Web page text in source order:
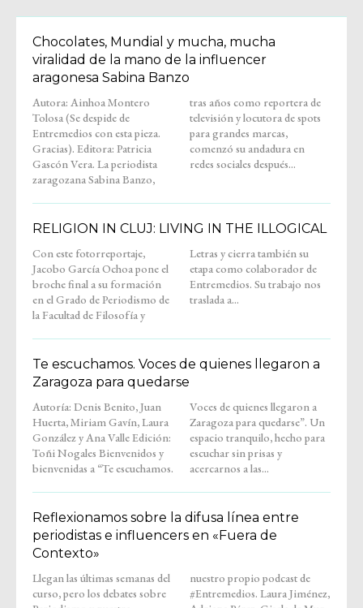
Chocolates, Mundial y mucha, mucha
viralidad de la mano de la influencer
aragonesa Sabina Banzo
Autora: Ainhoa Montero
Tolosa (Se despide de
Entremedios con esta pieza.
Gracias). Editora: Patricia
Gascón Vera. La periodista
zaragozana Sabina Banzo,
tras años como reportera de
televisión y locutora de spots
para grandes marcas,
comenzó su andadura en
redes sociales después...
RELIGION IN CLUJ: LIVING IN THE ILLOGICAL
Con este fotorreportaje,
Jacobo García Ochoa pone el
broche final a su formación
en el Grado de Periodismo de
la Facultad de Filosofía y
Letras y cierra también su
etapa como colaborador de
Entremedios. Su trabajo nos
traslada a...
Te escuchamos. Voces de quienes llegaron a
Zaragoza para quedarse
Autoría: Denis Benito, Juan
Huerta, Miriam Gavín, Laura
González y Ana Valle Edición:
Toñi Nogales Bienvenidos y
bienvenidas a “Te escuchamos.
Voces de quienes llegaron a
Zaragoza para quedarse”. Un
espacio tranquilo, hecho para
escuchar sin prisas y
acercarnos a las...
Reflexionamos sobre la difusa línea entre
periodistas e influencers en «Fuera de
Contexto»
Llegan las últimas semanas del
curso, pero los debates sobre
nuestro propio podcast de
#Entremedios. Laura Jiménez,